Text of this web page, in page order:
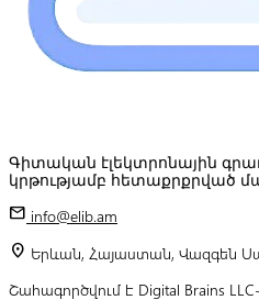
Գիտական էլեկտրոնային
կրթությամբ հետաքրքրված
mail info@elib.am
location_on Երևան, Հայաստան, Վազգեն
Շահագործվում է Digital Brains